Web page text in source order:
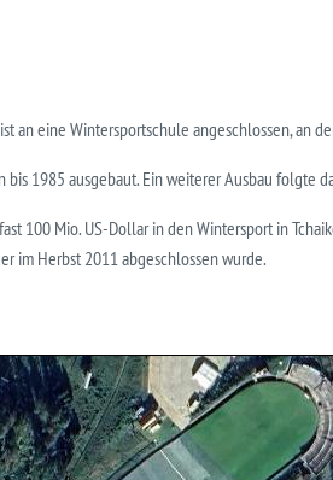
an eine Winter­sport­schule an­ge­schlossen, an
1985 ausgebaut. Ein weiterer Ausbau folgte
100 Mio. US-Dollar in den Wintersport in
im Herbst 2011 abgeschlossen wurde.